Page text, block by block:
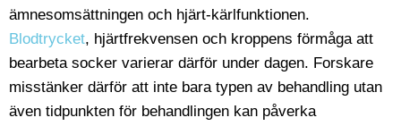
ämnesomsättningen och hjärt-kärlfunktionen.
Blodtrycket, hjärtfrekvensen och kroppens förmåga att
bearbeta socker varierar därför under dagen. Forskare
misstänker därför att inte bara typen av behandling utan
även tidpunkten för behandlingen kan påverka